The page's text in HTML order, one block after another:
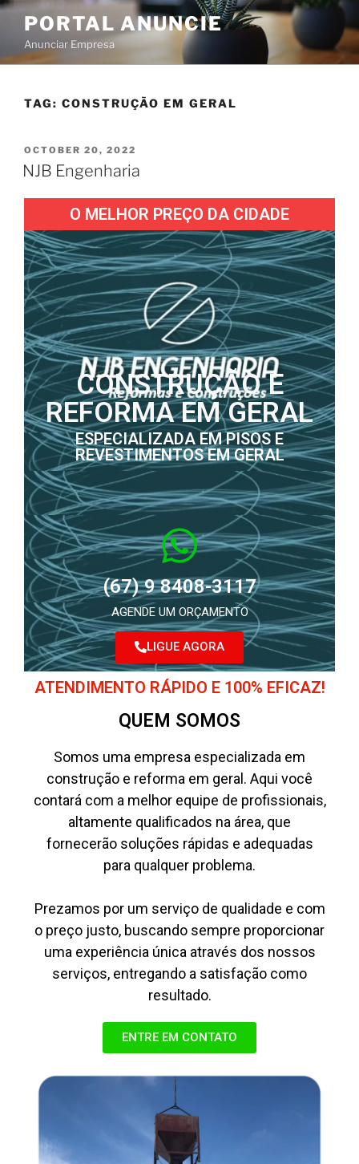
PORTAL ANUNCIE
Anunciar Empresa
TAG: CONSTRUÇÃO EM GERAL
OCTOBER 20, 2022
NJB Engenharia
O MELHOR PREÇO DA CIDADE
CONSTRUÇÃO E
REFORMA EM GERAL
ESPECIALIZADA EM PISOS E
REVESTIMENTOS EM GERAL
(67) 9 8408-3117
AGENDE UM ORÇAMENTO
LIGUE AGORA
ATENDIMENTO RÁPIDO E 100% EFICAZ!
QUEM SOMOS
Somos uma empresa especializada em
construção e reforma em geral. Aqui você
contará com a melhor equipe de profissionais,
altamente qualificados na área, que
fornecerão soluções rápidas e adequadas
para qualquer problema.
Prezamos por um serviço de qualidade e com
o preço justo, buscando sempre proporcionar
uma experiência única através dos nossos
serviços, entregando a satisfação como
resultado.
ENTRE EM CONTATO